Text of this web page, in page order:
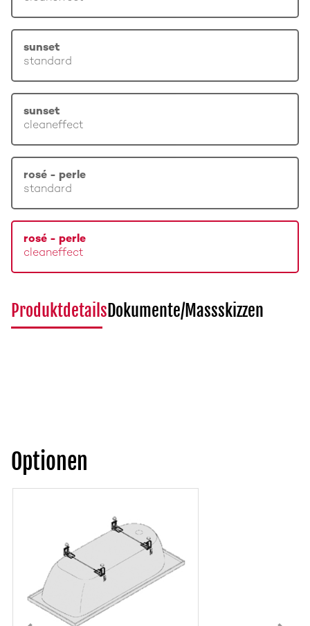
sunset
standard
sunset
cleaneffect
rosé - perle
standard
rosé - perle
cleaneffect
ProduktdetailsDokumente/Massskizzen
Optionen